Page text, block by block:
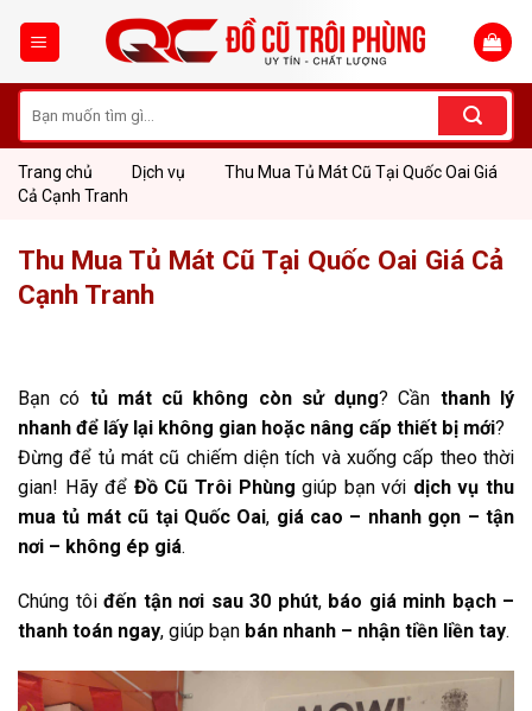
kiếm:
Trang chủ Dịch vụ
Thu Mua Tủ Mát Cũ Tại Quốc Oai Giá
Cả Cạnh Tranh
Thu Mua Tủ Mát Cũ Tại Quốc Oai Giá Cả
Cạnh Tranh
Bạn có tủ mát cũ không còn sử dụng? Cần thanh lý
nhanh để lấy lại không gian hoặc nâng cấp thiết bị mới?
Đừng để tủ mát cũ chiếm diện tích và xuống cấp theo thời
gian! Hãy để Đồ Cũ Trôi Phùng giúp bạn với dịch vụ thu
mua tủ mát cũ tại Quốc Oai, giá cao – nhanh gọn – tận
nơi – không ép giá.
Chúng tôi đến tận nơi sau 30 phút, báo giá minh bạch –
thanh toán ngay, giúp bạn bán nhanh – nhận tiền liền tay.